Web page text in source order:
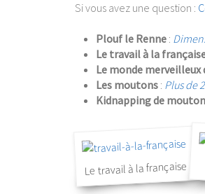
Si vous avez une question :
Plouf le Renne :
Le travail à la
Le monde merveilleux
Les moutons : Plus de
Kidnapping de
Le travail à la française